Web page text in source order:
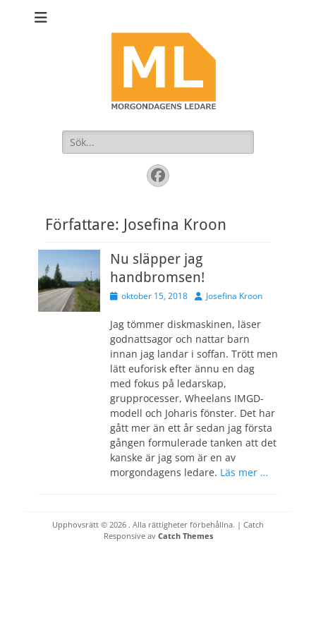
Sök
efter:
Facebook
Författare: Josefina Kroon
Nu släpper jag
handbromsen!
Publicerad
oktober 15, 2018 Författare
Josefina Kroon
Jag tömmer diskmaskinen, läser
godnattsagor och nattar barn
innan jag landar i soffan. Trött men
lätt euforisk efter ännu en dag
med fokus på ledarskap,
grupprocesser, Wheelans IMGD-
modell och Joharis fönster. Det har
gått mer än ett år sedan jag första
gången formulerade tanken att det
kanske är jag som är en av
morgondagens ledare. Läs mer …
Upphovsrätt © 2026 . Alla rättigheter förbehållna. | Catch
Responsive av Catch Themes